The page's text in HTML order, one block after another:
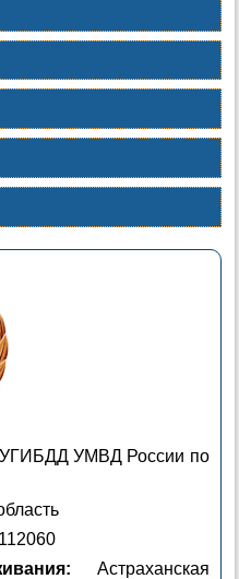
УГИБДД УМВД России по
Астраханская